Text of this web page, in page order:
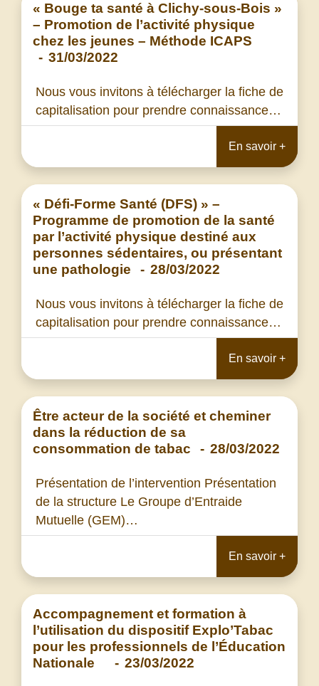
« Bouge ta santé à Clichy-sous-Bois »
– Promotion de l’activité physique
chez les jeunes – Méthode ICAPS
- 31/03/2022
Nous vous invitons à télécharger la fiche de
capitalisation pour prendre connaissance…
En savoir +
« Défi-Forme Santé (DFS) » –
Programme de promotion de la santé
par l’activité physique destiné aux
personnes sédentaires, ou présentant
une pathologie
- 28/03/2022
Nous vous invitons à télécharger la fiche de
capitalisation pour prendre connaissance…
En savoir +
Être acteur de la société et cheminer
dans la réduction de sa
consommation de tabac
- 28/03/2022
Présentation de l’intervention Présentation
de la structure Le Groupe d’Entraide
Mutuelle (GEM)…
En savoir +
Accompagnement et formation à
l’utilisation du dispositif Explo’Tabac
pour les professionnels de l’Éducation
Nationale
- 23/03/2022